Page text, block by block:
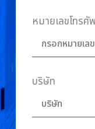
หมายเลขโทรศั
บริษัท